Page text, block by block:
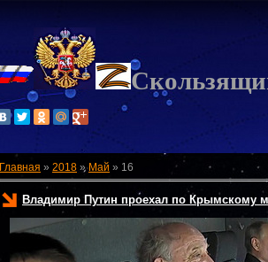
Главная » 2018 » Май » 16
Владимир Путин проехал по Крымскому